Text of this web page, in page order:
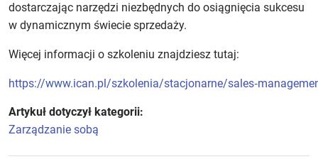
dostarczając narzędzi niezbędnych do osiągnięcia sukcesu
w dynamicznym świecie sprzedaży.
Więcej informacji o szkoleniu znajdziesz tutaj:
https://www.ican.pl/szkolenia/stacjonarne/
Artykuł dotyczył kategorii:
Zarządzanie sobą